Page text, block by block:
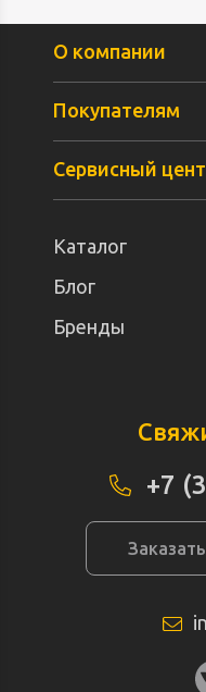
О компании
Покупателям
Сервисный
Каталог
Блог
Бренды
+7